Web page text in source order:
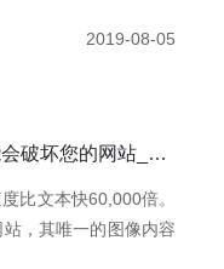
2019-08-05
成都网站建设：为什么图片可能会破坏您的网站_极简慕枫
比文本快60,000倍。
，其唯一的图像内容